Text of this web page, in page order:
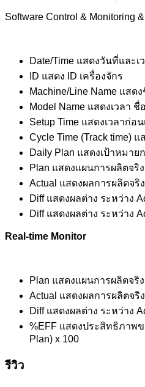
Software Control & Monitoring
Date/Time แสดงวันที่และเ
ID แสดง ID เครื่องจักร
Machine/Line Name แสด
Model Name แสดงเวลา ชื่
Setup Time แสดงเวลาก่อน
Cycle Time (Track time)
Daily Plan แสดงเป้าหมาย
Plan แสดงแผนการผลิตจริ
Actual แสดงผลการผลิตจริง
Diff แสดงผลต่าง ระหว่าง
Diff แสดงผลต่าง ระหว่าง
Real-time Monitor
Plan แสดงแผนการผลิตจริ
Actual แสดงผลการผลิตจริง
Diff แสดงผลต่าง ระหว่าง
%EFF แสดงประสิทธิภาพ
Plan) x 100
รีวิว